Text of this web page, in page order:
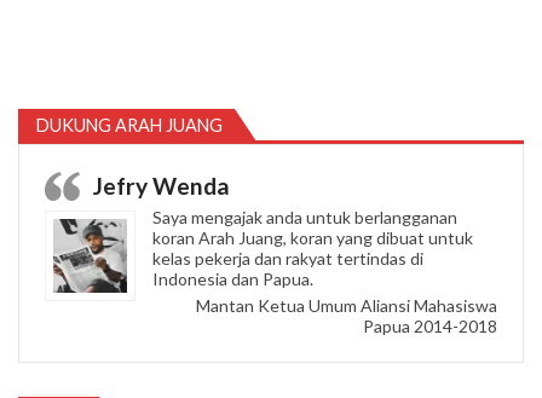
DUKUNG ARAH JUANG
Jefry Wenda
Saya mengajak anda untuk berlangganan
koran Arah Juang, koran yang dibuat untuk
kelas pekerja dan rakyat tertindas di
Indonesia dan Papua.
Mantan Ketua Umum Aliansi Mahasiswa
Papua 2014-2018